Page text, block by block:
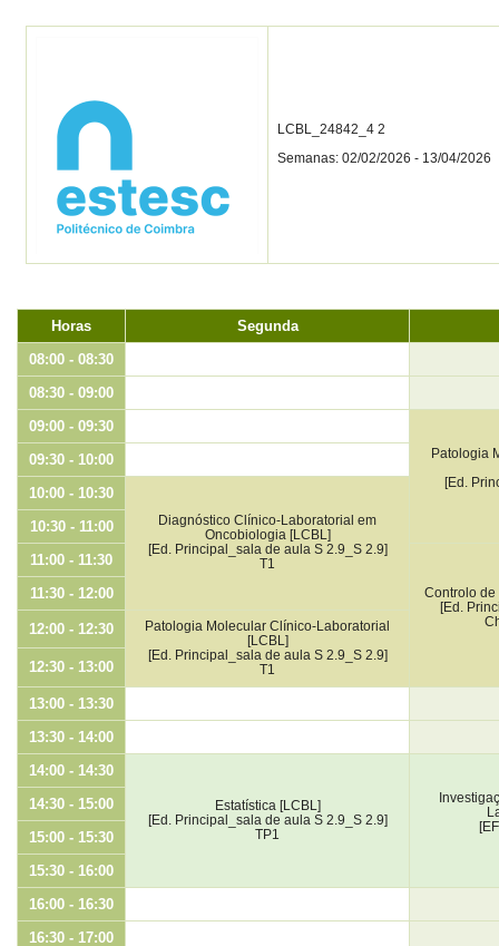
LCBL_24842_4 2
Semanas: 02/02/2026 - 13/04/2026
Horas
Segunda
08:00 - 08:30
08:30 - 09:00
09:00 - 09:30
Patologia
[Ed.
09:30 - 10:00
10:00 - 10:30
Diagnóstico Clínico-Laboratorial em
Oncobiologia [LCBL]
[Ed. Principal_sala de aula S 2.9_S 2.9]
T1
10:30 - 11:00
11:00 - 11:30
Controlo de
[Ed.
11:30 - 12:00
12:00 - 12:30
Patologia Molecular Clínico-Laboratorial
[LCBL]
[Ed. Principal_sala de aula S 2.9_S 2.9]
T1
12:30 - 13:00
13:00 - 13:30
13:30 - 14:00
14:00 - 14:30
Estatística [LCBL]
[Ed. Principal_sala de aula S 2.9_S 2.9]
TP1
14:30 - 15:00
15:00 - 15:30
15:30 - 16:00
16:00 - 16:30
16:30 - 17:00